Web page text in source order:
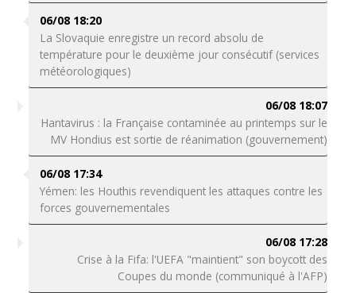
06/08 18:20
La Slovaquie enregistre un record absolu de
température pour le deuxième jour consécutif (services
météorologiques)
06/08 18:07
Hantavirus : la Française contaminée au printemps sur le
MV Hondius est sortie de réanimation (gouvernement)
06/08 17:34
Yémen: les Houthis revendiquent les attaques contre les
forces gouvernementales
06/08 17:28
Crise à la Fifa: l'UEFA "maintient" son boycott des
Coupes du monde (communiqué à l'AFP)